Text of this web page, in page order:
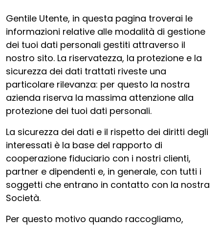
Gentile Utente, in questa pagina troverai le
informazioni relative alle modalità di gestione
dei tuoi dati personali gestiti attraverso il
nostro sito. La riservatezza, la protezione e la
sicurezza dei dati trattati riveste una
particolare rilevanza: per questo la nostra
azienda riserva la massima attenzione alla
protezione dei tuoi dati personali.
La sicurezza dei dati e il rispetto dei diritti degli
interessati è la base del rapporto di
cooperazione fiduciario con i nostri clienti,
partner e dipendenti e, in generale, con tutti i
soggetti che entrano in contatto con la nostra
Società.
Per questo motivo quando raccogliamo,